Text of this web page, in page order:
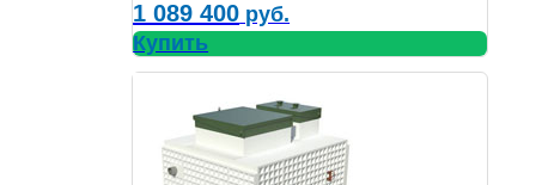
1 089 400 руб.
Купить